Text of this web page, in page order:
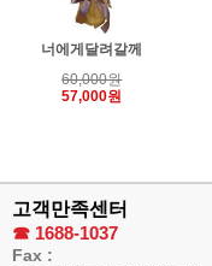
너에게달려갈께
60,000원
57,000원
고객만족센터
☎ 1688-1037
Fax :